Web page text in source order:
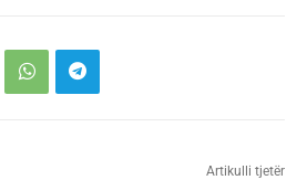
Artikulli tjetër